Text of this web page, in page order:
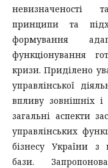
невизначеності
принципи та
формування
функціонування
кризи. Приділено
управлінської
впливу зовнішніх і
загальні аспекти
управлінських
бізнесу України з
бази.